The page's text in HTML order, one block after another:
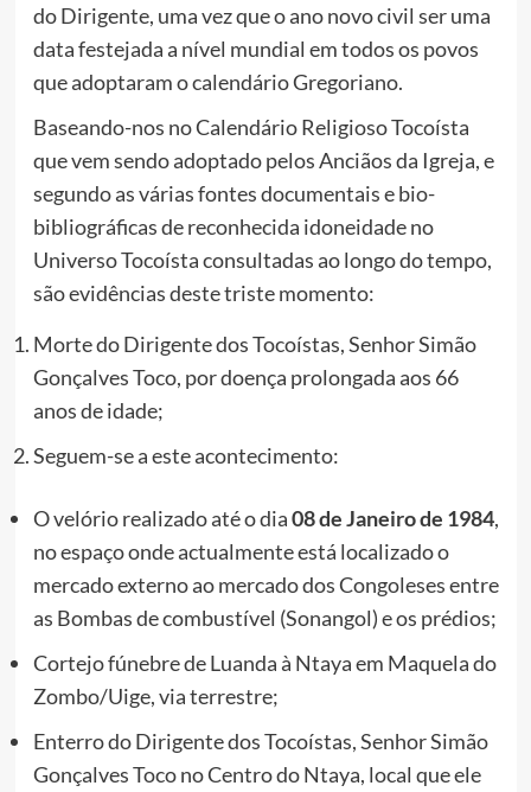
do Dirigente, uma vez que o ano novo civil ser uma
data festejada a nível mundial em todos os povos
que adoptaram o calendário Gregoriano.
Baseando-nos no Calendário Religioso Tocoísta
que vem sendo adoptado pelos Anciãos da Igreja, e
segundo as várias fontes documentais e bio-
bibliográficas de reconhecida idoneidade no
Universo Tocoísta consultadas ao longo do tempo,
são evidências deste triste momento:
Morte do Dirigente dos Tocoístas, Senhor Simão
Gonçalves Toco, por doença prolongada aos 66
anos de idade;
Seguem-se a este acontecimento:
O velório realizado até o dia08 de Janeiro de 1984,
no espaço onde actualmente está localizado o
mercado externo ao mercado dos Congoleses entre
as Bombas de combustível (Sonangol) e os prédios;
Cortejo fúnebre de Luanda à Ntaya em Maquela do
Zombo/Uige, via terrestre;
Enterro do Dirigente dos Tocoístas, Senhor Simão
Gonçalves Toco no Centro do Ntaya, local que ele